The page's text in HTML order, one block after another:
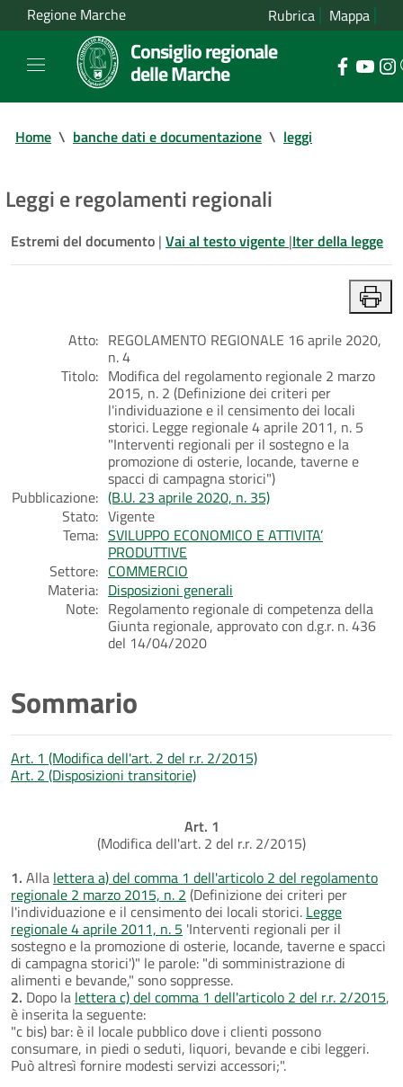
Regione Marche Rubrica Mappa
Consiglio regionale
delle Marche
Home \ banche dati e documentazione \ leggi
Leggi e regolamenti regionali
Estremi del documento | Vai al testo vigente |Iter della legge
Atto: REGOLAMENTO REGIONALE 16 aprile 2020,
n. 4
Titolo: Modifica del regolamento regionale 2 marzo
2015, n. 2 (Definizione dei criteri per
l'individuazione e il censimento dei locali
storici. Legge regionale 4 aprile 2011, n. 5
"Interventi regionali per il sostegno e la
promozione di osterie, locande, taverne e
spacci di campagna storici")
Pubblicazione: (B.U. 23 aprile 2020, n. 35)
Stato: Vigente
Tema: SVILUPPO ECONOMICO E ATTIVITA’
PRODUTTIVE
Settore: COMMERCIO
Materia: Disposizioni generali
Note: Regolamento regionale di competenza della
Giunta regionale, approvato con d.g.r. n. 436
del 14/04/2020
Sommario
Art. 1 (Modifica dell'art. 2 del r.r. 2/2015)
Art. 2 (Disposizioni transitorie)
Art. 1
(Modifica dell'art. 2 del r.r. 2/2015)
1. Alla lettera a) del comma 1 dell'articolo 2 del regolamento
regionale 2 marzo 2015, n. 2 (Definizione dei criteri per
l'individuazione e il censimento dei locali storici. Legge
regionale 4 aprile 2011, n. 5 'Interventi regionali per il
sostegno e la promozione di osterie, locande, taverne e spacci
di campagna storici')" le parole: "di somministrazione di
alimenti e bevande," sono soppresse.
2. Dopo la lettera c) del comma 1 dell'articolo 2 del r.r. 2/2015,
è inserita la seguente:
"c bis) bar: è il locale pubblico dove i clienti possono
consumare, in piedi o seduti, liquori, bevande e cibi leggeri.
Può altresì fornire modesti servizi accessori;".